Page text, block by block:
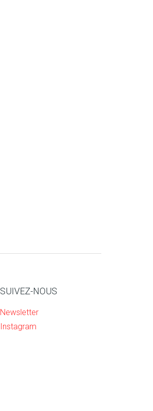
SUIVEZ-NOUS
Newsletter
Instagram